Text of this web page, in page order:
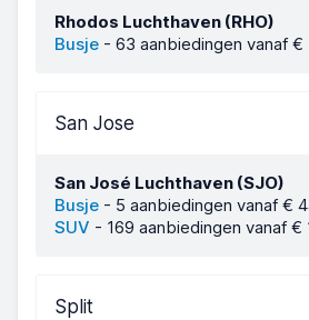
Rhodos Luchthaven (RHO)
Busje - 63 aanbiedingen vanaf €
San Jose
San José Luchthaven (SJO)
Busje - 5 aanbiedingen vanaf €
SUV - 169 aanbiedingen vanaf €
Split